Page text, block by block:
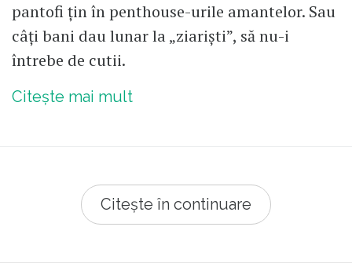
pantofi țin în penthouse-urile amantelor. Sau
câți bani dau lunar la „ziariști”, să nu-i
întrebe de cutii.
Citește mai mult
Citește în continuare